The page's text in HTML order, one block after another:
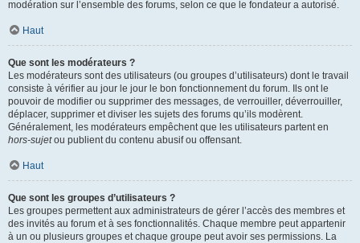
modération sur l’ensemble des forums, selon ce que le fondateur a autorisé.
Haut
Que sont les modérateurs ?
Les modérateurs sont des utilisateurs (ou groupes d’utilisateurs) dont le travail
consiste à vérifier au jour le jour le bon fonctionnement du forum. Ils ont le
pouvoir de modifier ou supprimer des messages, de verrouiller, déverrouiller,
déplacer, supprimer et diviser les sujets des forums qu’ils modèrent.
Généralement, les modérateurs empêchent que les utilisateurs partent en
hors-sujetou publient du contenu abusif ou offensant.
Haut
Que sont les groupes d’utilisateurs ?
Les groupes permettent aux administrateurs de gérer l’accès des membres et
des invités au forum et à ses fonctionnalités. Chaque membre peut appartenir
à un ou plusieurs groupes et chaque groupe peut avoir ses permissions. La